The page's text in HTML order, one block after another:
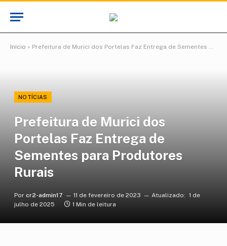
Início » Prefeitura de Murici dos Portelas Faz Entrega de Sementes para Produtores Rurais
NOTÍCIAS
Prefeitura de Murici dos
Portelas Faz Entrega de
Sementes para Produtores
Rurais
Por cr2-admin17 11 de fevereiro de 2023 Atualizado: 1 de
julho de 2025
1 Min de leitura